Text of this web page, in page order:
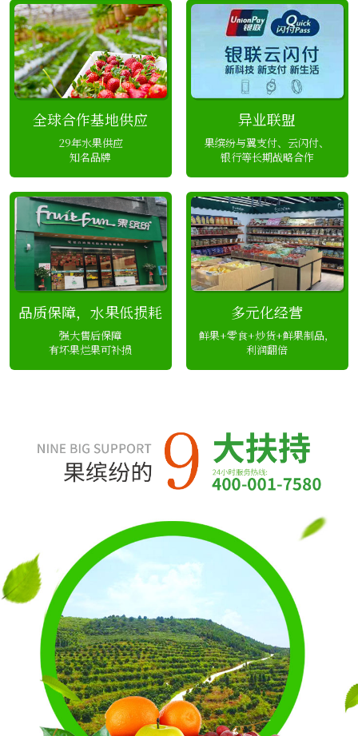
全球合作基地供应
29年水果供应
知名品牌
异业联盟
果缤纷与翼支付、云闪付、
银行等长期战略合作
品质保障，水果低损耗
强大售后保障
有坏果烂果可补损
多元化经营
鲜果+零食+炒货+鲜果制品，
利润翻倍